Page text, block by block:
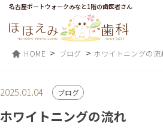
名古屋ポートウォークみなと1階の歯医者さん
HOME > ブログ > ホワイトニングの流
2025.01.04 ブログ
ホワイトニングの流れ